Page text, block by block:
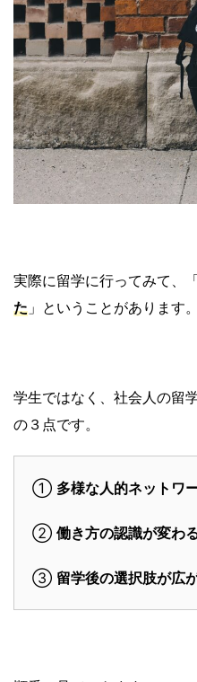
実際に留学に行ってみて、
た 」ということがあります。
学生ではなく、社会人の留
の３点です。
① 多様な人的ネットワ
② 働き方の認識が変わ
③ 留学後の選択肢が広